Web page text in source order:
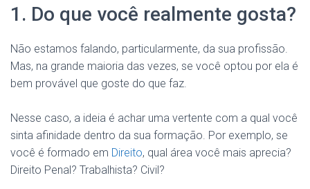
1. Do que você realmente gosta?
Não estamos falando, particularmente, da sua profissão.
Mas, na grande maioria das vezes, se você optou por ela é
bem provável que goste do que faz.
Nesse caso, a ideia é achar uma vertente com a qual você
sinta afinidade dentro da sua formação. Por exemplo, se
você é formado em Direito, qual área você mais aprecia?
Direito Penal? Trabalhista? Civil?